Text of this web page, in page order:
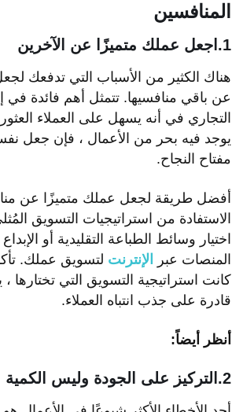
المنافسين
1.اجعل عملك متميزًا عن الآخرين
هناك الكثير من الأسباب التي تدفعك
عن باقي منافسيها. تتمثل أهم فائدة في
التجاري في أنه يسهل على العملاء
يوجد فيه بحر من الأعمال ، فإن جعل
مفتاح النجاح.
أفضل طريقة لجعل عملك متميزًا عن
الاستفادة من استراتيجيات التسويق
اختيار وسائط الطباعة التقليدية أو
المنصات عبر
الإنترنت لتسويق عملك.
كانت استراتيجية التسويق التي تختارها
قادرة على جذب انتباه العملاء.
أنظر أيضاً:
2.التركيز على الجودة وليس الكمية